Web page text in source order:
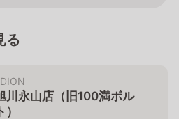
る
川永山店（旧100満ボル
）